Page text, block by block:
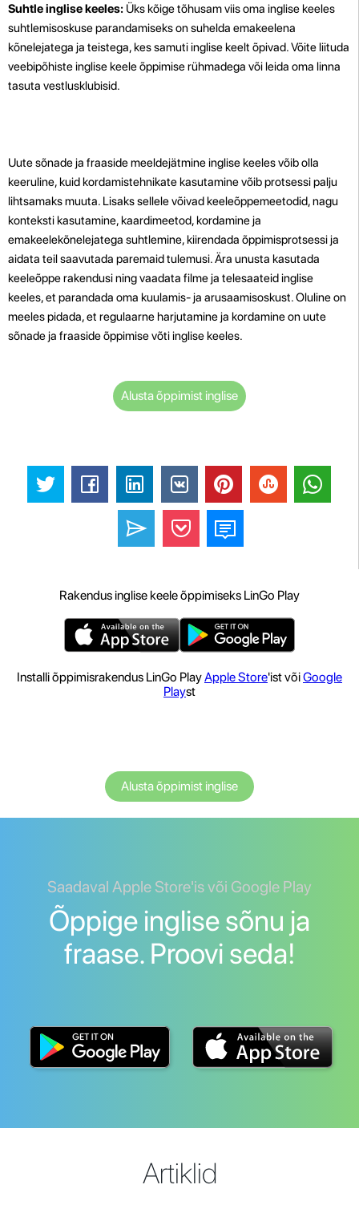
Suhtle inglise keeles: Üks kõige tõhusam viis oma inglise keeles
suhtlemisoskuse parandamiseks on suhelda emakeelena
kõnelejatega ja teistega, kes samuti inglise keelt õpivad. Võite liituda
veebipõhiste inglise keele õppimise rühmadega või leida oma linna
tasuta vestlusklubisid.
Uute sõnade ja fraaside meeldejätmine inglise keeles võib olla
keeruline, kuid kordamistehnikate kasutamine võib protsessi palju
lihtsamaks muuta. Lisaks sellele võivad keeleõppemeetodid, nagu
konteksti kasutamine, kaardimeetod, kordamine ja
emakeelekõnelejatega suhtlemine, kiirendada õppimisprotsessi ja
aidata teil saavutada paremaid tulemusi. Ära unusta kasutada
keeleõppe rakendusi ning vaadata filme ja telesaateid inglise
keeles, et parandada oma kuulamis- ja arusaamisoskust. Oluline on
meeles pidada, et regulaarne harjutamine ja kordamine on uute
sõnade ja fraaside õppimise võti inglise keeles.
Alusta õppimist inglise
Rakendus inglise keele õppimiseks LinGo Play
Installi õppimisrakendus LinGo PlayApple Store'ist võiGoogle
Playst
Alusta õppimist inglise
Saadaval Apple Store'is või Google Play
Õppige inglise sõnu ja
fraase. Proovi seda!
Artiklid